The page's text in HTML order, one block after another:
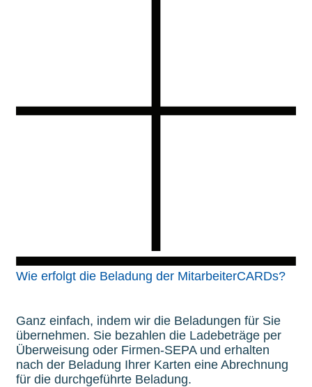
Wie erfolgt die Beladung der MitarbeiterCARDs?
Ganz einfach, indem wir die Beladungen für Sie
übernehmen. Sie bezahlen die Ladebeträge per
Überweisung oder Firmen-SEPA und erhalten
nach der Beladung Ihrer Karten eine Abrechnung
für die durchgeführte Beladung.